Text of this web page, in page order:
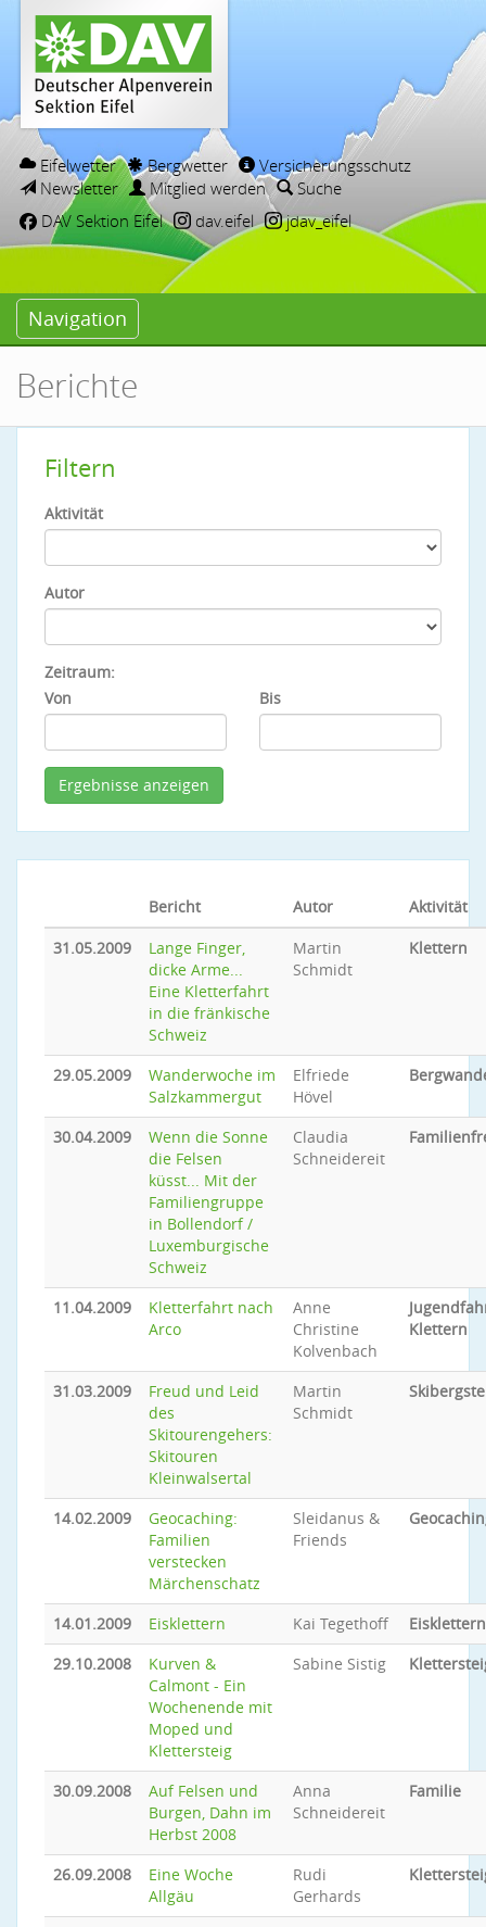
Eifelwetter Bergwetter
Versicherungsschutz
Newsletter
Mitglied werden
Suche
DAV Sektion Eifel
dav.eifel jdav_eifel
Navigation
Berichte
Filtern
Aktivität
Autor
Zeitraum:
Von
Bis
Bericht Autor
Aktivität
31.05.2009
Lange Finger,
dicke Arme...
Eine Kletterfahrt
in die fränkische
Schweiz
Martin
Schmidt
Klettern
29.05.2009
Wanderwoche im
Salzkammergut
Elfriede
Hövel
30.04.2009
Wenn die Sonne
die Felsen
küsst... Mit der
Familiengruppe
in Bollendorf /
Luxemburgische
Schweiz
Claudia
Schneidereit
11.04.2009
Kletterfahrt nach
Arco
Anne
Christine
Kolvenbach
Klettern
31.03.2009
Freud und Leid
des
Skitourengehers:
Skitouren
Kleinwalsertal
Martin
Schmidt
14.02.2009
Geocaching:
Familien
verstecken
Märchenschatz
Sleidanus &
Friends
14.01.2009 Eisklettern Kai Tegethoff
Eisklettern
29.10.2008
Kurven &
Calmont - Ein
Wochenende mit
Moped und
Klettersteig
Sabine Sistig
30.09.2008
Auf Felsen und
Burgen, Dahn im
Herbst 2008
Anna
Schneidereit
Familie
26.09.2008
Eine Woche
Allgäu
Rudi
Gerhards